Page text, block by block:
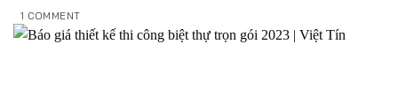
1 COMMENT